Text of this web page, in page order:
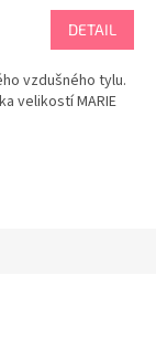
DETAIL
vzdušného tylu.
velikostí MARIE